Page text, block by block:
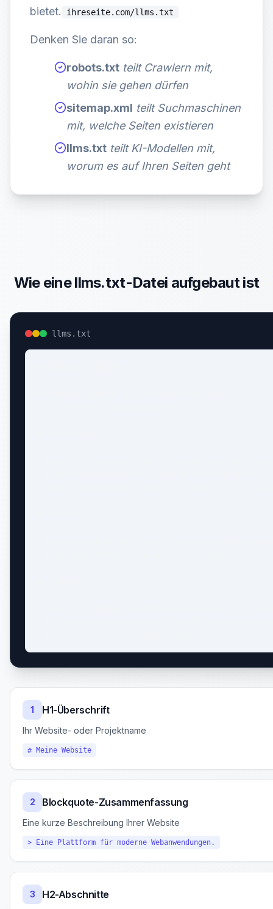
bietet.
ihreseite.com/llms.txt
Denken Sie daran so:
robots.txt teilt Crawlern mit,
wohin sie gehen dürfen
sitemap.xml teilt Suchmaschinen
mit, welche Seiten existieren
llms.txt teilt KI-Modellen mit,
worum es auf Ihren Seiten geht
Wie eine llms.txt-Datei aufgebaut ist
llms.txt
1 H1-Überschrift
Ihr Website- oder Projektname
# Meine Website
2 Blockquote-Zusammenfassung
Eine kurze Beschreibung Ihrer Website
> Eine Plattform für moderne Webanwendungen.
3 H2-Abschnitte